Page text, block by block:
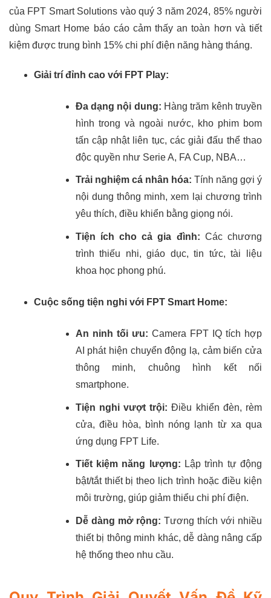
của FPT Smart Solutions vào quý 3 năm 2024, 85% người
dùng Smart Home báo cáo cảm thấy an toàn hơn và tiết
kiệm được trung bình 15% chi phí điện năng hàng tháng.
Giải trí đỉnh cao với FPT Play:
Đa dạng nội dung: Hàng trăm kênh truyền
hình trong và ngoài nước, kho phim bom
tấn cập nhật liên tục, các giải đấu thể thao
độc quyền như Serie A, FA Cup, NBA…
Trải nghiệm cá nhân hóa: Tính năng gợi ý
nội dung thông minh, xem lại chương trình
yêu thích, điều khiển bằng giọng nói.
Tiện ích cho cả gia đình: Các chương
trình thiếu nhi, giáo dục, tin tức, tài liệu
khoa học phong phú.
Cuộc sống tiện nghi với FPT Smart Home:
An ninh tối ưu: Camera FPT IQ tích hợp
AI phát hiện chuyển động lạ, cảm biến cửa
thông minh, chuông hình kết nối
smartphone.
Tiện nghi vượt trội: Điều khiển đèn, rèm
cửa, điều hòa, bình nóng lạnh từ xa qua
ứng dụng FPT Life.
Tiết kiệm năng lượng: Lập trình tự động
bật/tắt thiết bị theo lịch trình hoặc điều kiện
môi trường, giúp giảm thiểu chi phí điện.
Dễ dàng mở rộng: Tương thích với nhiều
thiết bị thông minh khác, dễ dàng nâng cấp
hệ thống theo nhu cầu.